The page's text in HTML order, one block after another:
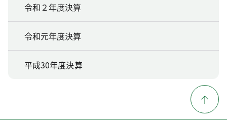
令和２年度決算
令和元年度決算
平成30年度決算